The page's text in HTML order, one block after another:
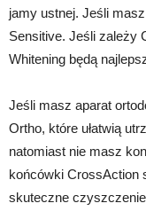
jamy ustnej. Jeśli
Sensitive. Jeśli zależy
Whitening będą
Jeśli masz aparat
Ortho, które ułatwią
natomiast nie masz
końcówki CrossAction
skuteczne